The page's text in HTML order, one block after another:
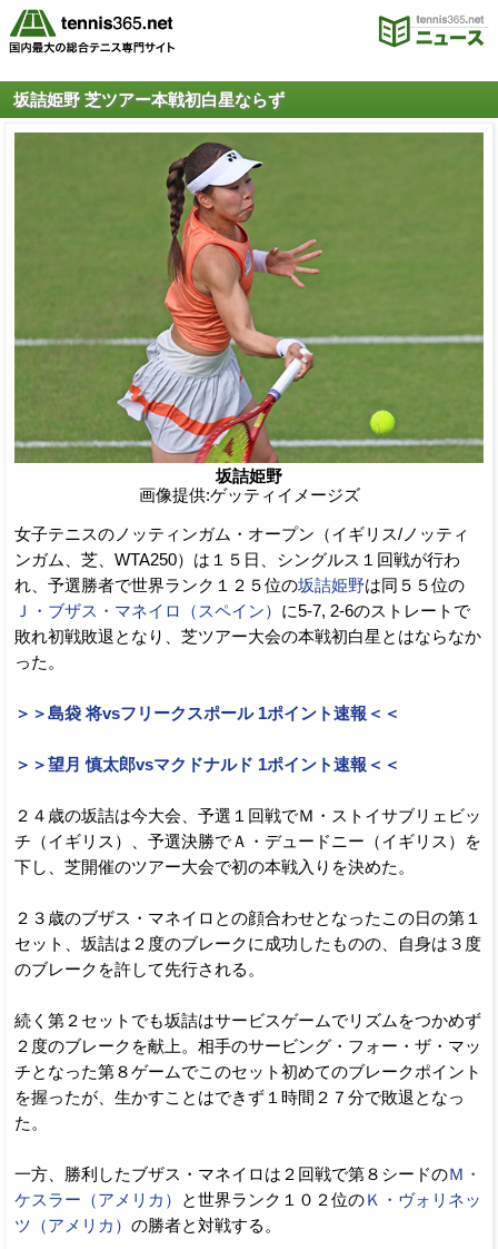
坂詰姫野 芝ツアー本戦初白星ならず
坂詰姫野
画像提供:ゲッティイメージズ
女子テニスのノッティンガム・オープン（イギリス/ノッティ
ンガム、芝、WTA250）は１５日、シングルス１回戦が行わ
れ、予選勝者で世界ランク１２５位の坂詰姫野は同５５位の
Ｊ・ブザス・マネイロ（スペイン） に5-7, 2-6のストレートで
敗れ初戦敗退となり、芝ツアー大会の本戦初白星とはならなか
った。
＞＞島袋 将vsフリークスポール 1ポイント速報＜＜
＞＞望月 慎太郎vsマクドナルド 1ポイント速報＜＜
２４歳の坂詰は今大会、予選１回戦でＭ・ストイサブリェビッ
チ（イギリス）、予選決勝でＡ・デュードニー（イギリス）を
下し、芝開催のツアー大会で初の本戦入りを決めた。
２３歳のブザス・マネイロとの顔合わせとなったこの日の第１
セット、坂詰は２度のブレークに成功したものの、自身は３度
のブレークを許して先行される。
続く第２セットでも坂詰はサービスゲームでリズムをつかめず
２度のブレークを献上。相手のサービング・フォー・ザ・マッ
チとなった第８ゲームでこのセット初めてのブレークポイント
を握ったが、生かすことはできず１時間２７分で敗退となっ
た。
一方、勝利したブザス・マネイロは２回戦で第８シードのＭ・
ケスラー（アメリカ）
と世界ランク１０２位のＫ・ヴォリネッ
ツ（アメリカ） の勝者と対戦する。